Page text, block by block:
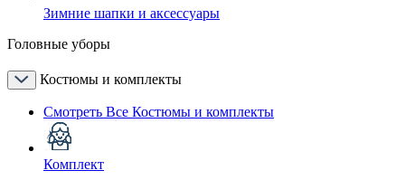
Зимние шапки и аксессуары
Головные уборы
Костюмы и комплекты
Смотреть Все Костюмы и комплекты
Комплект